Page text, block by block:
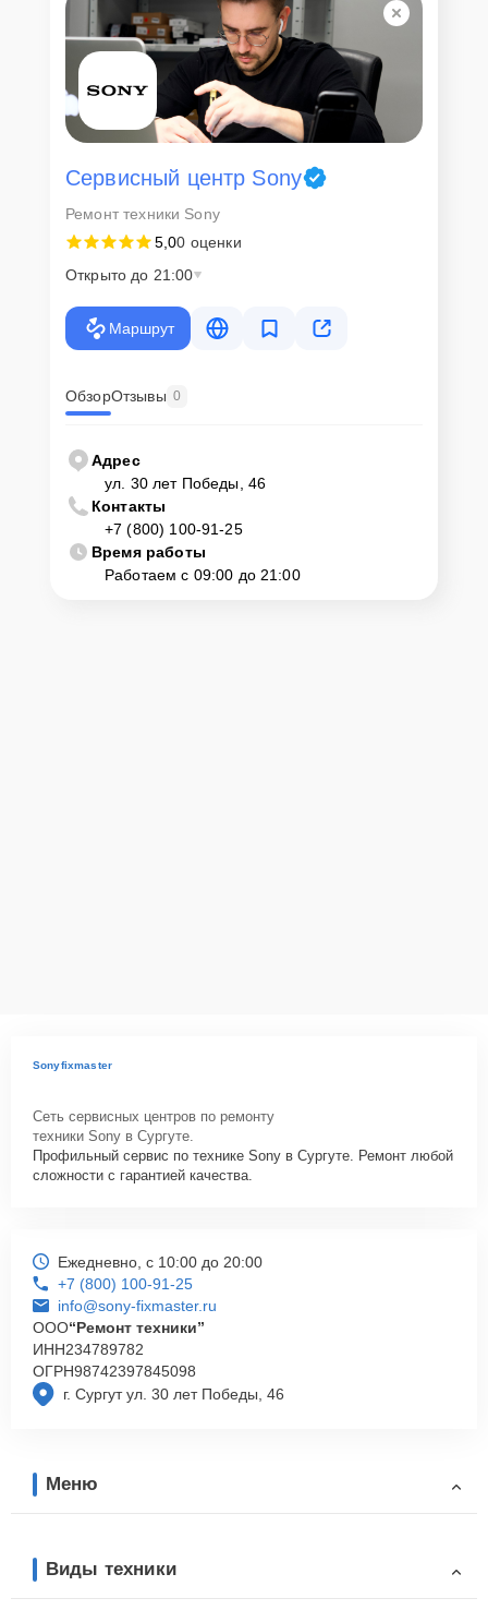
Сервисный центр Sony
Ремонт техники Sony
5,00 оценки
Открыто до 21:00
Маршрут
ОбзорОтзывы 0
Адрес
ул. 30 лет Победы, 46
Контакты
+7 (800) 100-91-25
Время работы
Работаем с 09:00 до 21:00
Sonyfixmaster
Сеть сервисных центров по ремонту
техники Sony в Сургуте.
Профильный сервис по технике Sony в Сургуте. Ремонт любой
сложности с гарантией качества.
г. Сургут ул. 30 лет Победы, 46
Ежедневно, с 10:00 до 20:00
+7 (800) 100-91-25
info@sony-fixmaster.ru
ООО“Ремонт техники”
ИНН234789782
ОГРН98742397845098
Меню
Виды техники